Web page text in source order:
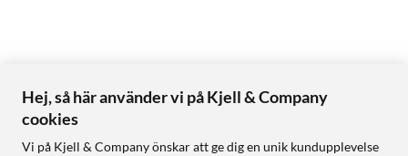
Hej, så här använder vi på Kjell & Company
cookies
Vi på Kjell & Company önskar att ge dig en unik kundupplevelse